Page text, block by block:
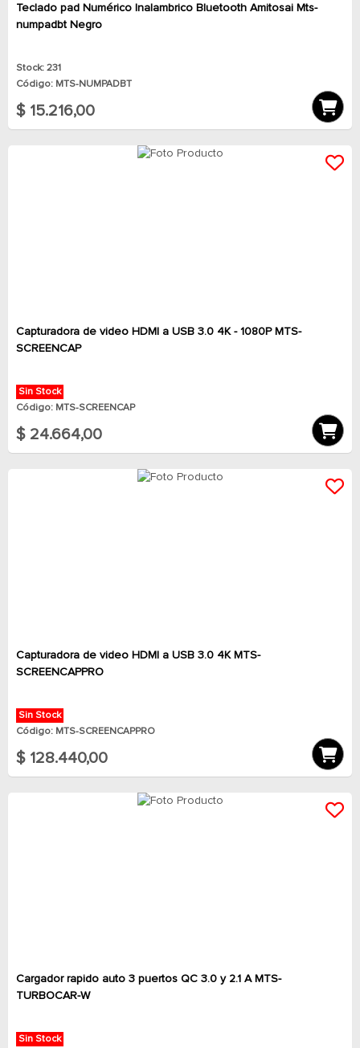
Teclado pad Numérico Inalambrico Bluetooth Amitosai Mts-
numpadbt Negro
Stock: 231
Código: MTS-NUMPADBT
$ 15.216,00
Capturadora de video HDMI a USB 3.0 4K - 1080P MTS-
SCREENCAP
Sin Stock
Código: MTS-SCREENCAP
$ 24.664,00
Capturadora de video HDMI a USB 3.0 4K MTS-
SCREENCAPPRO
Sin Stock
Código: MTS-SCREENCAPPRO
$ 128.440,00
Cargador rapido auto 3 puertos QC 3.0 y 2.1 A MTS-
TURBOCAR-W
Sin Stock